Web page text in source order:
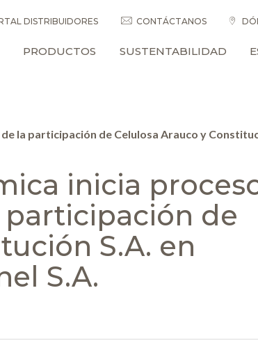
DISTRIBUIDORES CONTÁCTANOS
PRODUCTOS SUSTENTABILIDAD
la participación de Celulosa Arauco y
inicia
participación de
S.A. en
S.A.